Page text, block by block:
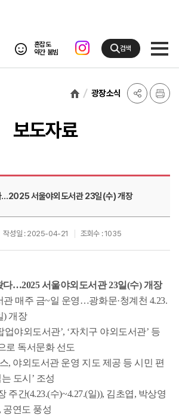
혼잡도
약간 붐빔
검색
광장소식
보도자료
…2025 서울야외도서관 23일(수) 개장
작성일 : 2025-04-21 조회수 : 1035
…2025 서울야외도서관 23일(수) 개장
관 매주 금~일 운영…광화문·청계천 4.23.
) 개장
업야외도서관’, ‘자치구 야외도서관’ 등
로 독서문화 선도
, 야외도서관 운영 지도 제공 등 시민 편
도시’ 조성
주간(4.23.(수)~4.27.(일)), 김초엽, 박상영
공연도 풍성